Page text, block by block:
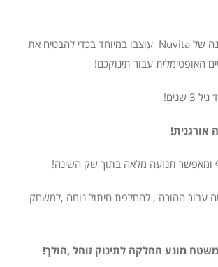
קולקצית שקי השינה של Nuvita עוצבו במיוחד בכדי להבטיח את
האופטימלית עבור תינוקכם!
שנים!
אורגנית!
ומאפשר תנועה מלאה בתוך שק השינה!
עבור ההורה , להחלפת חיתול נוחה ,למשחק
מונע החלקה לתינוק זוחל ,הולך!